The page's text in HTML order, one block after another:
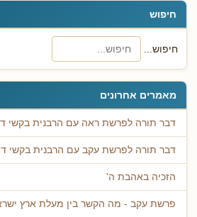
חיפוש
חיפוש...
מאמרים אחרונים
דבר תורה לפרשת ראה עם הרבנית בקשי
דבר תורה לפרשת עקב עם הרבנית בקשי
הזכיה באהבת ה'
פרשת עקב - מה הקשר בין מעלת ארץ